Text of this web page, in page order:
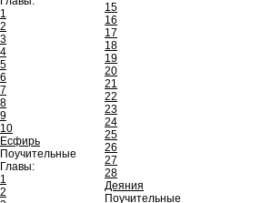
1
2
3
4
5
6
7
8
9
10
Есфирь
Поучительные
Главы:
1
2
15
16
17
18
19
20
21
22
23
24
25
26
27
28
Деяния
Поучительные